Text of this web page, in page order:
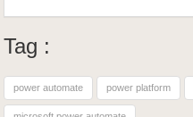
Tag :
power automate power platform